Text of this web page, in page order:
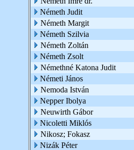
Németh Judit
Németh Margit
Németh Szilvia
Németh Zoltán
Németh Zsolt
Némethné Katona Judit
Németi János
Nemoda István
Nepper Ibolya
Neuwirth Gábor
Nicoletti Miklós
Nikosz; Fokasz
Nizák Péter